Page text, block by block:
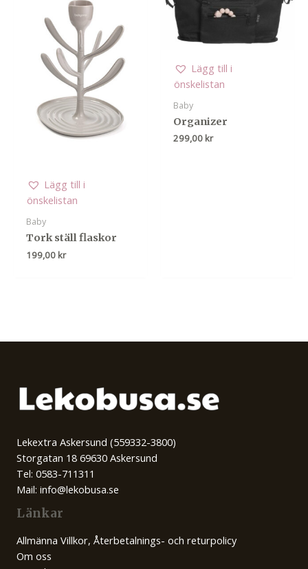
Lägg till i
önskelistan
Baby
Tork ställ flaskor
199,00 kr
Lägg till i
önskelistan
Baby
Organizer
299,00 kr
Lekextra Askersund (559332-3800)
Storgatan 18 69630 Askersund
Tel: 0583-711311
Mail: info@lekobusa.se
Länkar
Allmänna Villkor, Återbetalnings- och returpolicy
Om oss